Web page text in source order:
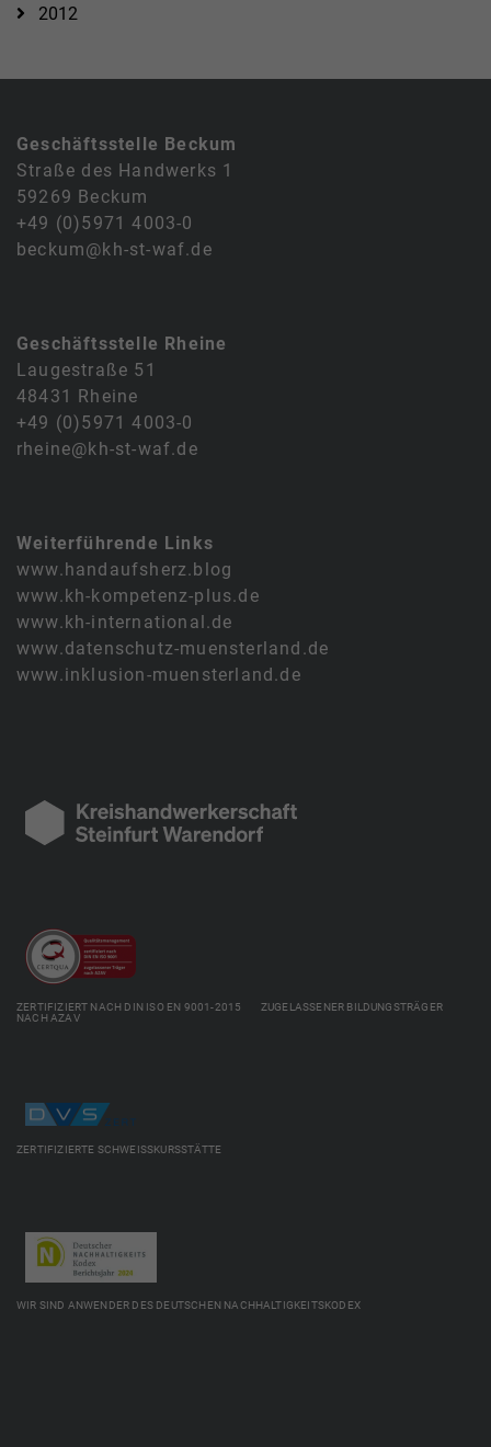
2012
Geschäftsstelle Beckum
Straße des Handwerks 1
59269 Beckum
+49 (0)5971 4003-0
beckum@kh-st-waf.de
Geschäftsstelle Rheine
Laugestraße 51
48431 Rheine
+49 (0)5971 4003-0
rheine@kh-st-waf.de
Weiterführende Links
www.handaufsherz.blog
www.kh-kompetenz-plus.de
www.kh-international.de
www.datenschutz-muensterland.de
www.inklusion-muensterland.de
ZERTIFIZIERT NACH DIN ISO EN 9001-2015 ZUGELASSENER BILDUNGSTRÄGER
NACH AZAV
ZERTIFIZIERTE SCHWEISSKURSSTÄTTE
WIR SIND ANWENDER DES DEUTSCHEN NACHHALTIGKEITSKODEX